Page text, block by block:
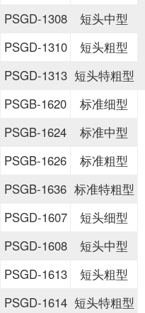
PSGD-1308
短头中型
PSGD-1310
短头粗型
PSGD-1313 短头特粗型
PSGB-1620
标准细型
PSGB-1624
标准中型
PSGB-1626
标准粗型
PSGB-1636 标准特粗型
PSGD-1607
短头细型
PSGD-1608
短头中型
PSGD-1613
短头粗型
PSGD-1614 短头特粗型